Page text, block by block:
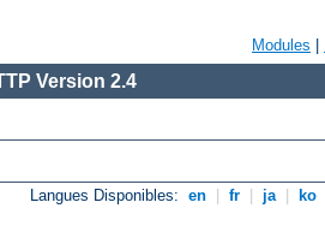
Modules
Version 2.4
Langues Disponibles: en fr ja ko